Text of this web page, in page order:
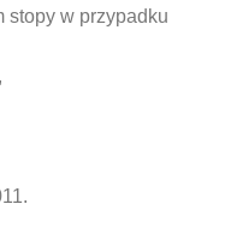
stopy w przypadku
,